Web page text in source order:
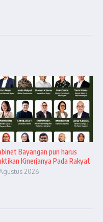
Bayangan pun harus
Kinerjanya Pada Rakyat
2026